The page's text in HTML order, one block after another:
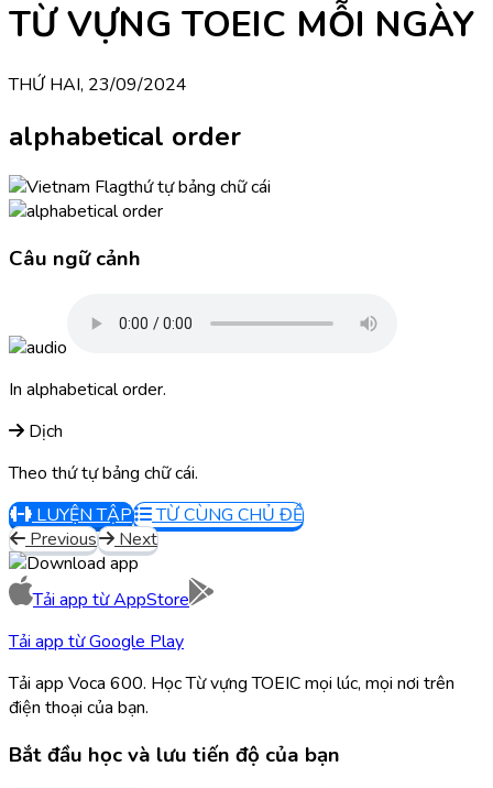
TỪ VỰNG TOEIC MỖI NGÀY
THỨ HAI, 23/09/2024
alphabetical order
thứ tự bảng chữ cái
Câu ngữ cảnh
In alphabetical order.
Dịch
Theo thứ tự bảng chữ cái.
LUYỆN TẬP
TỪ CÙNG CHỦ ĐỀ
Previous
Next
Tải app từAppStore
Tải app từGoogle Play
Tải app Voca 600. Học Từ vựng TOEIC mọi lúc, mọi nơi trên
điện thoại của bạn.
Bắt đầu học và lưu tiến độ của bạn